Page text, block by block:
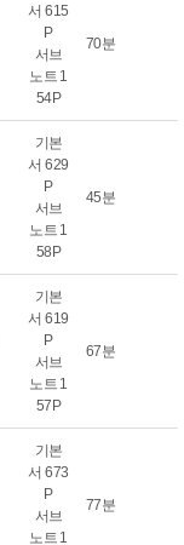
서 615
P
서브
노트 1
54P
70분
기본
서 629
P
서브
노트 1
58P
45분
기본
서 619
P
서브
노트 1
57P
67분
기본
서 673
P
서브
노트 1
77분